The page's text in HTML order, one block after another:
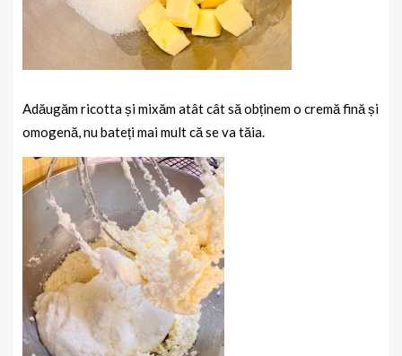
Adăugăm ricotta și mixăm atât cât să obținem o cremă fină și
omogenă, nu bateți mai mult că se va tăia.